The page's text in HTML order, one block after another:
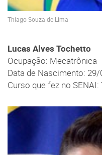
Thiago Souza de Lima
Lucas Alves Tochetto
Ocupação: Mecatrônica
Data de Nascimento:
Curso que fez no